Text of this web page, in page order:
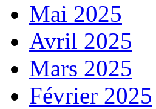
Mai 2025
Avril 2025
Mars 2025
Février 2025